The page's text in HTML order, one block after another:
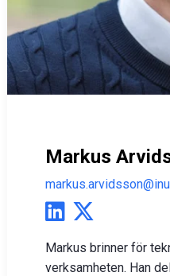
Markus
Markus brinner för
verksamheten. Han